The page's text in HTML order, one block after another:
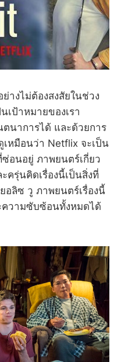
างไม่ต้องสงสัยในช่วง
เป้าหมายของเรา
ตนาการได้ และด้วยการ
หมือนว่า Netflix จะเป็น
อนอยู่ ภาพยนตร์เกี่ยว
รุ่นคิดเรื่องนี้เป็นสิ่งที่
อลิซ วู ภาพยนตร์เรื่องนี้
ความซับซ้อนทั้งหมดได้